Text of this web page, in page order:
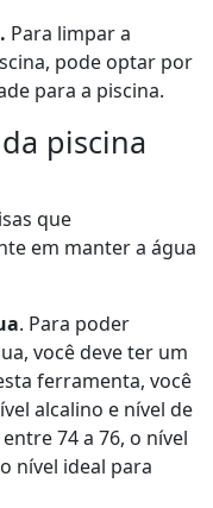
Para limpar a
pode optar por
para a piscina.
piscina
que
em manter a água
. Para poder
você deve ter um
ferramenta, você
alcalino e nível de
74 a 76, o nível
nível ideal para